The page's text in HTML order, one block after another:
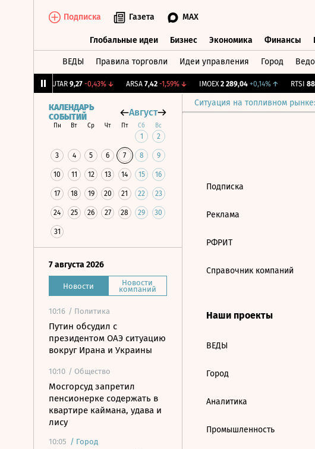
Подписка Газета MAX
Глобальные идеи Бизнес Экономика Финансы
ВЕДЫ Правила торговли Идеи управления Город
UTAR 9,27 -0,43%↓ ARSA 7,42 -1,59%↓ IMOEX 2 289,04 +0,14%↑ RTSI
Ситуация на топливном
КАЛЕНДАРЬ
СОБЫТИЙ
Август
Пн Вт Ср Чт Пт Сб Вс
1 2
3 4 5 6 7 8 9
10 11 12 13 14 15 16
17 18 19 20 21 22 23
24 25 26 27 28 29 30
31
7 августа 2026
Новости Новости
компаний
10:16 / Политика
Путин обсудил с
президентом ОАЭ ситуацию
вокруг Ирана и Украины
10:10 / Общество
Мосгорсуд запретил
пенсионерке содержать в
квартире каймана, удава и
лису
10:05 / Город
Подписка
Реклама
РФРИТ
Справочник компаний
Наши проекты
ВЕДЫ
Город
Аналитика
Промышленность